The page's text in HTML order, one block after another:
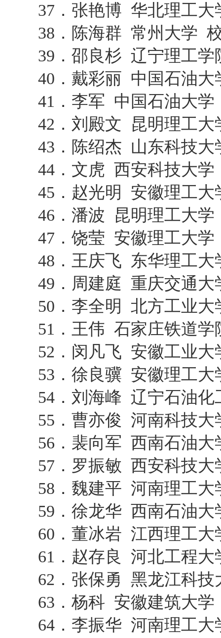
37．张艳博 华北理工
38．陈海群 常州大学
39．邵良杉 辽宁理工
40．戴彩丽 中国石油
41．李军 中国石油大学
42．刘殿文 昆明理工
43．陈绍杰 山东科技
44．文虎 西安科技大
45．赵光明 安徽理工
46．潘波 昆明理工大
47．饶莹 安徽理工大
48．王庆飞 东华理工
49．周建庭 重庆交通
50．李全明 北方工业
51．王伟 石家庄铁道
52．闵凡飞 安徽工业
53．徐良骥 安徽理工
54．刘海峰 辽宁石油
55．曹亦俊 河南科技
56．裴向军 西南石油
57．罗振敏 西安科技
58．魏建平 河南理工
59．徐龙华 西南石油
60．董冰岩 江西理工
61．赵存良 河北工程大
62．张保勇 黑龙江科
63．杨科 安徽建筑大
64．李振华 河南理工